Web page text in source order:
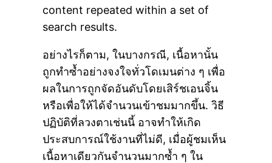
content repeated within a set of
search results.
อย่างไรก็ตาม, ในบางกรณี, เนื้อหานั้น
ถูกทำซ้ำอย่างจงใจทั่วโดเมนต่าง ๆ เพื่อ
ผลในการถูกจัดอันดับโดยเสิร์ชเอนจิ้น
หรือเพื่อให้ได้จำนวนเข้าชมมากขึ้น. วิธี
ปฏิบัติที่ลวงตาเช่นนี้ อาจทำให้เกิด
ประสบการณ์ใช้งานที่ไม่ดี, เมื่อผู้ชมเห็น
เนื้อหาเดียวกันจำนวนมากซ้ำ ๆ ใน